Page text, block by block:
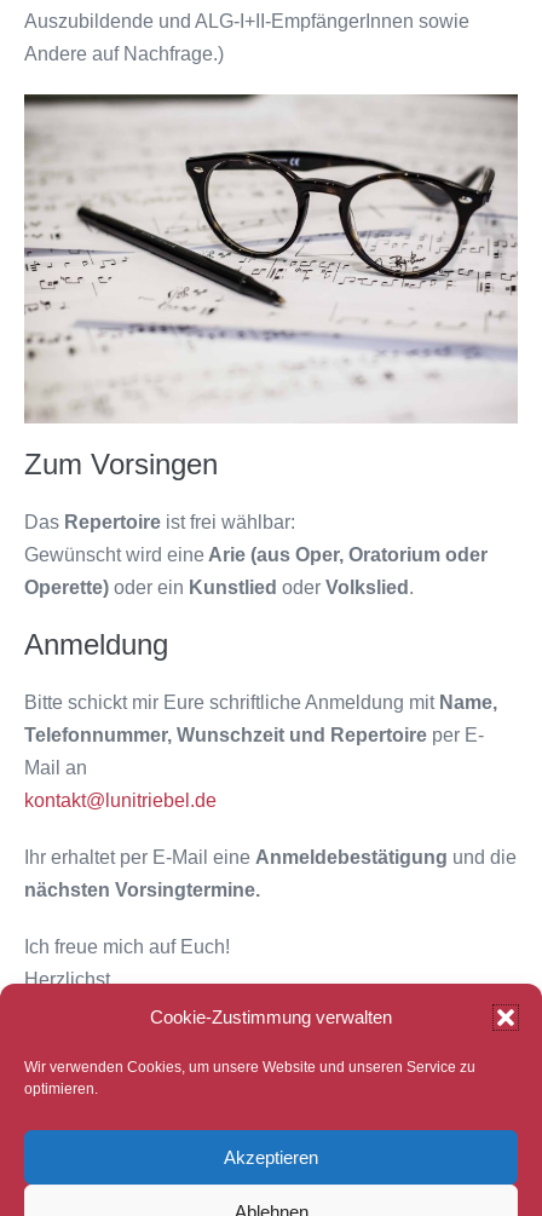
Cookie-Zustimmung verwalten
Wir verwenden Cookies, um unsere Website und unseren Service zu
optimieren.
Akzeptieren
Ablehnen
Auszubildende und ALG-I+II-EmpfängerInnen sowie
Andere auf Nachfrage.)
Zum Vorsingen
Das Repertoire ist frei wählbar:
Gewünscht wird eine Arie (aus Oper, Oratorium oder
Operette) oder ein Kunstlied oder Volkslied .
Anmeldung
Bitte schickt mir Eure schriftliche Anmeldung mit Name,
Telefonnummer, Wunschzeit und Repertoire per E-
Mail an
kontakt@lunitriebel.de
Ihr erhaltet per E-Mail eine Anmeldebestätigung und die
nächsten Vorsingtermine.
Ich freue mich auf Euch!
Herzlichst,
Eure Lunit Riebel
Links
▶ Unterrichtsphilosophie